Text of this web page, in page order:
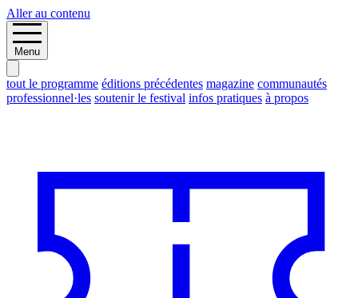
Aller au contenu
Menu
tout le programme éditions précédentes magazine communautés
professionnel·les soutenir le festival infos pratiques à propos